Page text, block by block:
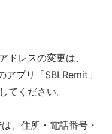
ドレスの変更は、
アプリ「SBI Remit」
てください。
、住所・電話番号・